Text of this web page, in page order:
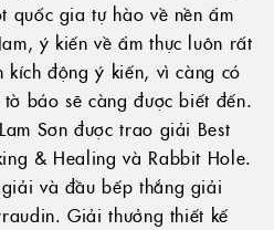
quốc gia tự hào về nền ẩm
ý kiến về ẩm thực luôn rất
động ý kiến, vì càng có
báo sẽ càng được biết đến.
Sơn được trao giải Best
& Healing và Rabbit Hole.
và đầu bếp thắng giải
Giải thưởng thiết kế